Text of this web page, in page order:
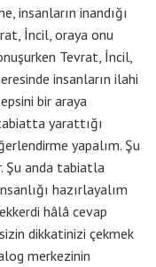
insanların inandığı
İncil, oraya onu
Tevrat, İncil,
insanların ilahi
bir araya
yarattığı
yapalım. Şu
Şu anda tabiatla
hazırlayalım
hâlâ cevap
dikkatinizi çekmek
merkezinin